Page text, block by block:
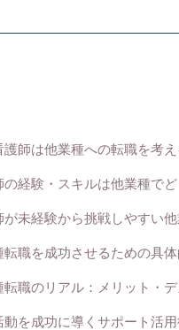
護師は他業種への転職を考え
の経験・スキルは他業種で
が未経験から挑戦しやすい
転職を成功させるための具
転職のリアル：メリット・デ
動を成功に導くサポート活